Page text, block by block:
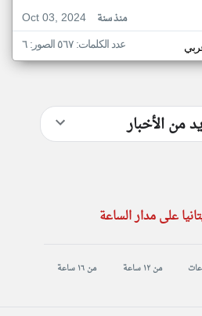
Oct 03, 2024
منذ سنة
عدد الكلمات: ٥٦٧ الصور: ٦
من الأخبار
على مدار الساعة
من ١٢ ساعة من ١٦ ساعة